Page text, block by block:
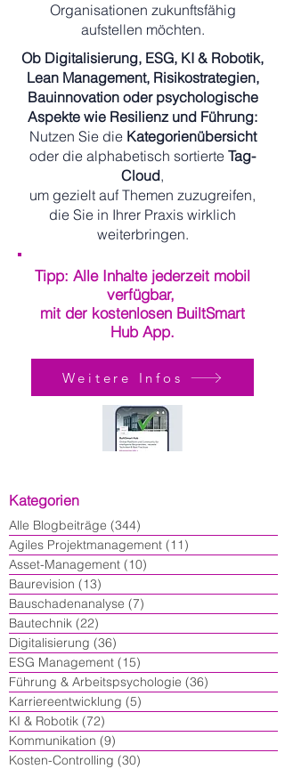
Organisationen zukunftsfähig
aufstellen möchten.
Ob Digitalisierung, ESG, KI & Robotik,
Lean Management, Risikostrategien,
Bauinnovation oder psychologische
Aspekte wie Resilienz und Führung:
Nutzen Sie die Kategorienübersicht
oder die alphabetisch sortierte Tag-
Cloud,
um gezielt auf Themen zuzugreifen,
die Sie in Ihrer Praxis wirklich
weiterbringen.
Tipp: Alle Inhalte jederzeit mobil
verfügbar,
mit der kostenlosen BuiltSmart
Hub App.
Weitere Infos
Kategorien
Alle Blogbeiträge (344)
Agiles Projektmanagement (11)
Asset-Management (10)
Baurevision (13)
Bauschadenanalyse (7)
Bautechnik (22)
Digitalisierung (36)
ESG Management (15)
Führung & Arbeitspsychologie (36)
Karriereentwicklung (5)
KI & Robotik (72)
Kommunikation (9)
Kosten-Controlling (30)